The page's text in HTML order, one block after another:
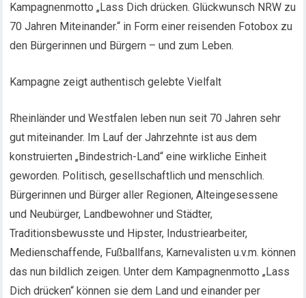
Kampagnenmotto „Lass Dich drücken. Glückwunsch NRW zu
70 Jahren Miteinander.“ in Form einer reisenden Fotobox zu
den Bürgerinnen und Bürgern – und zum Leben.
Kampagne zeigt authentisch gelebte Vielfalt
Rheinländer und Westfalen leben nun seit 70 Jahren sehr
gut miteinander. Im Lauf der Jahrzehnte ist aus dem
konstruierten „Bindestrich-Land“ eine wirkliche Einheit
geworden. Politisch, gesellschaftlich und menschlich.
Bürgerinnen und Bürger aller Regionen, Alteingesessene
und Neubürger, Landbewohner und Städter,
Traditionsbewusste und Hipster, Industriearbeiter,
Medienschaffende, Fußballfans, Karnevalisten u.v.m. können
das nun bildlich zeigen. Unter dem Kampagnenmotto „Lass
Dich drücken“ können sie dem Land und einander per